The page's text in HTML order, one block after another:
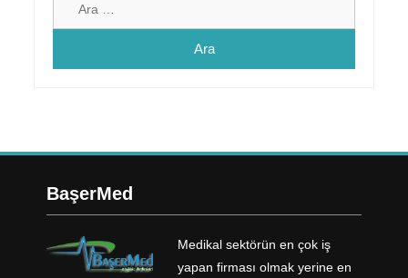
BaşerMed
Medikal sektörün en çok iş
yapan firması olmak yerine en